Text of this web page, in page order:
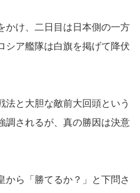
け、二日目は日本側の一方
シア艦隊は白旗を掲げて降伏
と大胆な敵前大回頭という
調されるが、真の勝因は決意
ら「勝てるか？」と下問さ